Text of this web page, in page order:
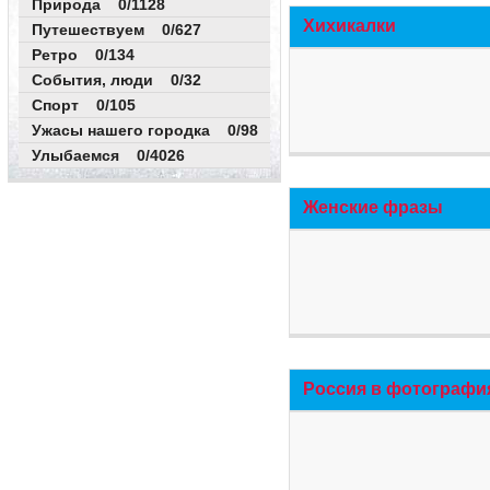
Природа 0/1128
Путешествуем 0/627
Ретро 0/134
События, люди 0/32
Спорт 0/105
Ужасы нашего городка 0/98
Улыбаемся 0/4026
Хихикалки
Женские фразы
Россия в